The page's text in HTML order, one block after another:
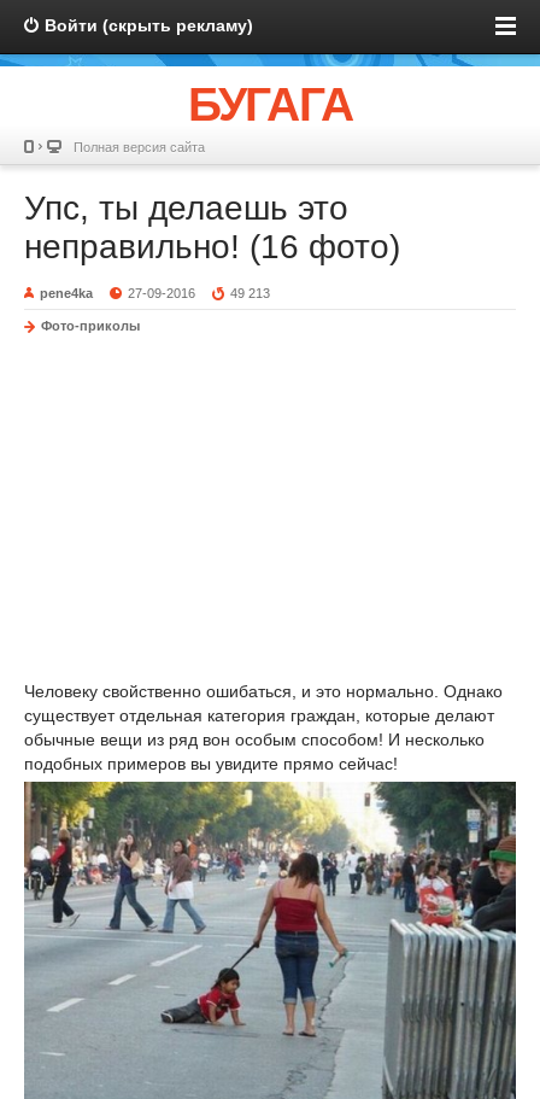
Войти (скрыть рекламу)
БУГАГА
Полная версия сайта
Упс, ты делаешь это
неправильно! (16 фото)
pene4ka 27-09-2016 49 213
Фото-приколы
Человеку свойственно ошибаться, и это нормально. Однако
существует отдельная категория граждан, которые делают
обычные вещи из ряд вон особым способом! И несколько
подобных примеров вы увидите прямо сейчас!